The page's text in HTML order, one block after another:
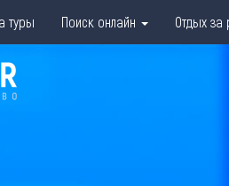
туры Поиск онлайн Отдых